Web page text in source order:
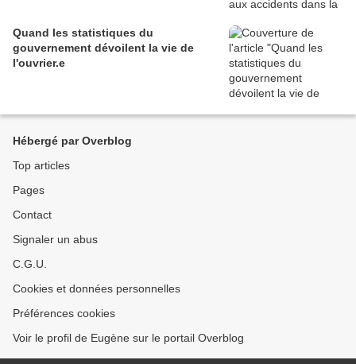
Quand les statistiques du
gouvernement dévoilent la vie de
l'ouvrier.e
Hébergé par Overblog
Top articles
Pages
Contact
Signaler un abus
C.G.U.
Cookies et données personnelles
Préférences cookies
Voir le profil de Eugène sur le portail Overblog